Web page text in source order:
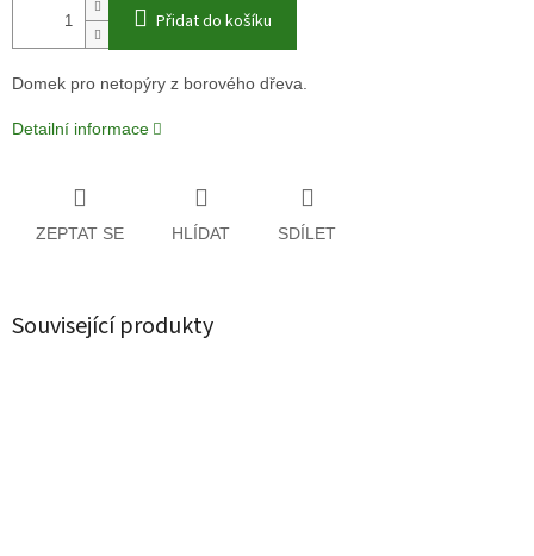
Přidat do košíku
Domek pro netopýry z borového dřeva.
Detailní informace
ZEPTAT SE HLÍDAT SDÍLET
Související produkty